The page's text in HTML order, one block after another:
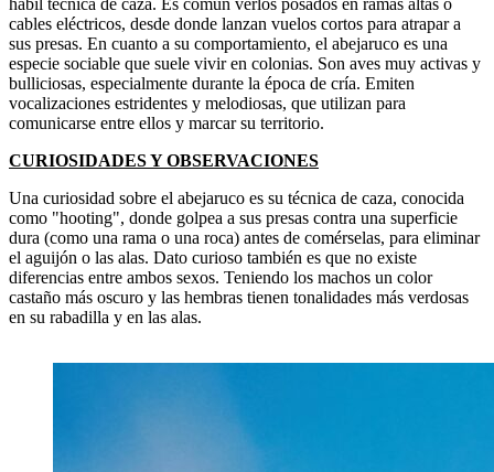
cables eléctricos, desde donde lanzan vuelos cortos para atrapar a
sus presas. En cuanto a su comportamiento, el abejaruco es una
especie sociable que suele vivir en colonias. Son aves muy activas y
bulliciosas, especialmente durante la época de cría. Emiten
vocalizaciones estridentes y melodiosas, que utilizan para
comunicarse entre ellos y marcar su territorio.
CURIOSIDADES Y OBSERVACIONES
Una curiosidad sobre el abejaruco es su técnica de caza, conocida
como "hooting", donde golpea a sus presas contra una superficie
dura (como una rama o una roca) antes de comérselas, para eliminar
el aguijón o las alas. Dato curioso también es que no existe
diferencias entre ambos sexos. Teniendo los machos un color
castaño más oscuro y las hembras tienen tonalidades más verdosas
en su rabadilla y en las alas.